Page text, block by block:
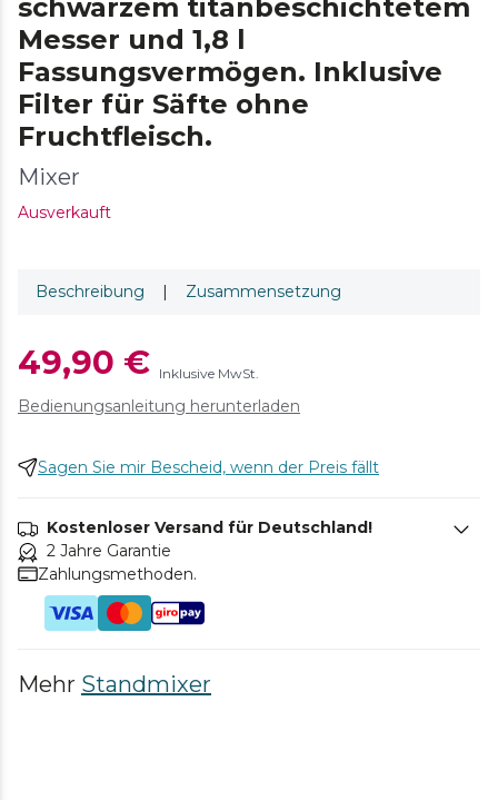
schwarzem titanbeschichtetem
Messer und 1,8 l
Fassungsvermögen. Inklusive
Filter für Säfte ohne
Fruchtfleisch.
Mixer
Ausverkauft
Beschreibung | Zusammensetzung
49,90 € Inklusive MwSt.
Bedienungsanleitung herunterladen
Sagen Sie mir Bescheid, wenn der Preis fällt
Kostenloser Versand für Deutschland!
2 Jahre Garantie
Zahlungsmethoden.
Mehr Standmixer